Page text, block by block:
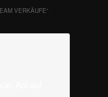
VERKÄUFE“